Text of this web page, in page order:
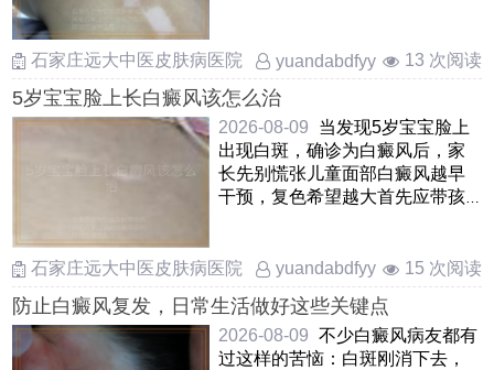
石家庄远大中医皮肤病医院 yuandabdfyy 13 次阅读
5岁宝宝脸上长白癜风该怎么治
2026-08-09
当发现5岁宝宝脸上
出现白斑，确诊为白癜风后，家
长先别慌张儿童面部白癜风越早
干预，复色希望越大首先应带孩
石家庄远大中医皮肤病医院
yuandabdfyy 15 次阅读
防止白癜风复发，日常生活做好这些关键点
2026-08-09 不少白癜风病友都有
过这样的苦恼：白斑刚消下去，